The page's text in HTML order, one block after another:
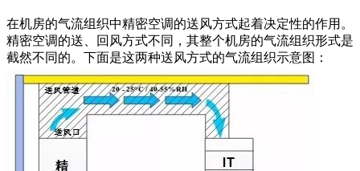
在机房的气流组织中精密空调的送风方式起着决定性的作用。
精密空调的送、回风方式不同，其整个机房的气流组织形式是
截然不同的。下面是这两种送风方式的气流组织示意图：